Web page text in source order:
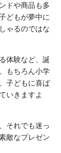
ドや商品も多
どもが夢中に
ゃるのではな
体験など、誕
もちろん小学
子どもに喜ば
いきますよ
それでも迷っ
敵なプレゼン